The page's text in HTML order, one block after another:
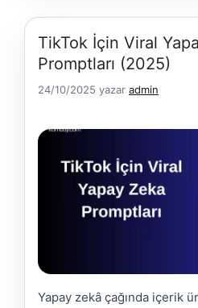
TikTok İçin Viral
Promptları (2025)
24/10/2025 yazar admin
Yapay zekâ çağında içerik